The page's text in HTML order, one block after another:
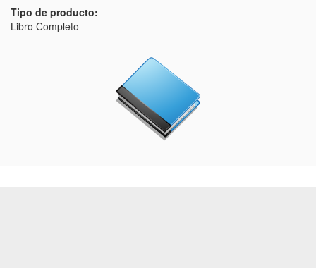
Tipo de producto:
Libro Completo